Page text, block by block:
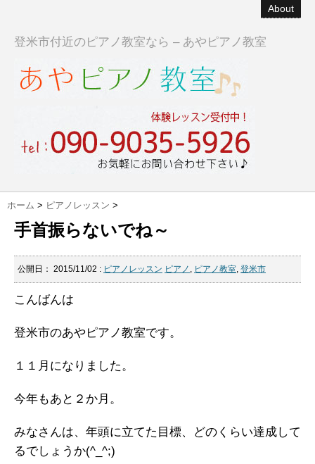
About
登米市付近のピアノ教室なら – あやピアノ教室
ホーム > ピアノレッスン >
手首振らないでね～
公開日： 2015/11/02 : ピアノレッスン ピアノ , ピアノ教室, 登米市
こんばんは
登米市のあやピアノ教室です。
１１月になりました。
今年もあと２か月。
みなさんは、年頭に立てた目標、どのくらい達成して
るでしょうか(^_^;)